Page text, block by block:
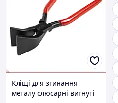
Кліщі для згинання
металу слюсарні вигнуті